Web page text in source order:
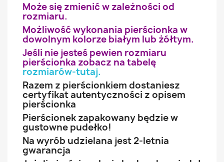
Może się zmienić w zależności od
rozmiaru.
Możliwość wykonania pierścionka w
dowolnym kolorze białym lub żółtym.
Jeśli nie jesteś pewien rozmiaru
pierścionka zobacz na tabelę
rozmiarów-tutaj.
Razem z pierścionkiem dostaniesz
certyfikat autentyczności z opisem
pierścionka
Pierścionek zapakowany będzie w
gustowne pudełko!
Na wyrób udzielana jest 2-letnia
gwarancja